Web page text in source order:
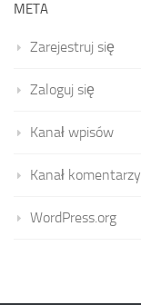
META
Zarejestruj się
Zaloguj się
Kanał wpisów
Kanał komentarzy
WordPress.org